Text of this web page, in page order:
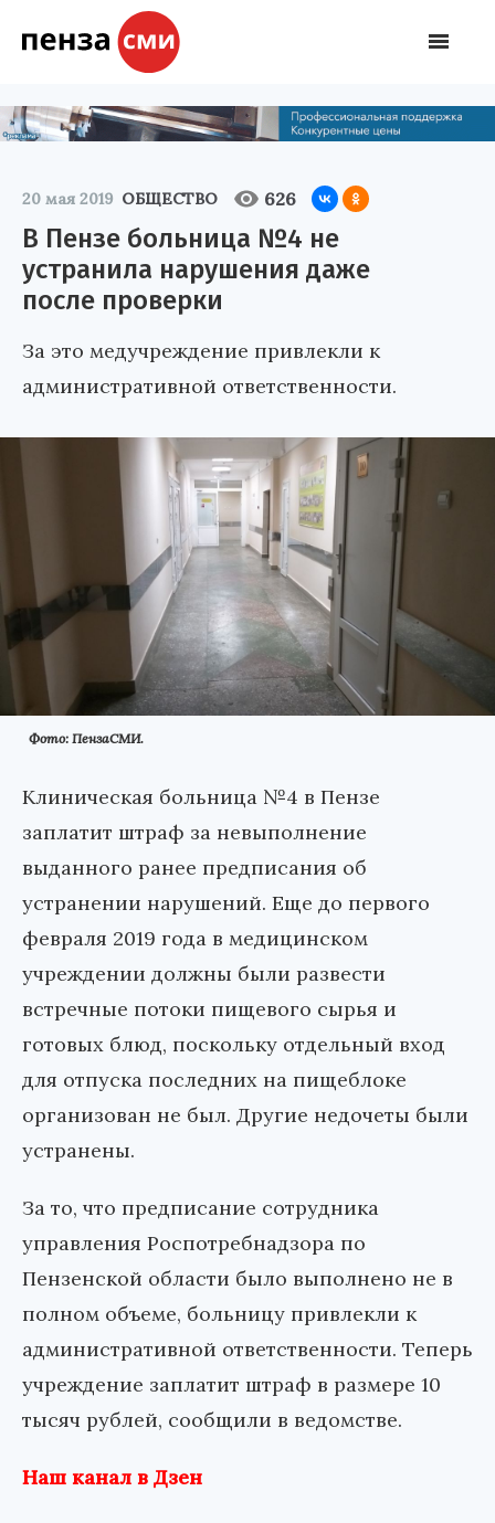
20 мая 2019 ОБЩЕСТВО 626
В Пензе больница №4 не
устранила нарушения даже
после проверки
За это медучреждение привлекли к
административной ответственности.
Фото: ПензаСМИ.
Клиническая больница №4 в Пензе
заплатит штраф за невыполнение
выданного ранее предписания об
устранении нарушений. Еще до первого
февраля 2019 года в медицинском
учреждении должны были развести
встречные потоки пищевого сырья и
готовых блюд, поскольку отдельный вход
для отпуска последних на пищеблоке
организован не был. Другие недочеты были
устранены.
За то, что предписание сотрудника
управления Роспотребнадзора по
Пензенской области было выполнено не в
полном объеме, больницу привлекли к
административной ответственности. Теперь
учреждение заплатит штраф в размере 10
тысяч рублей, сообщили в ведомстве.
Наш канал в Дзен